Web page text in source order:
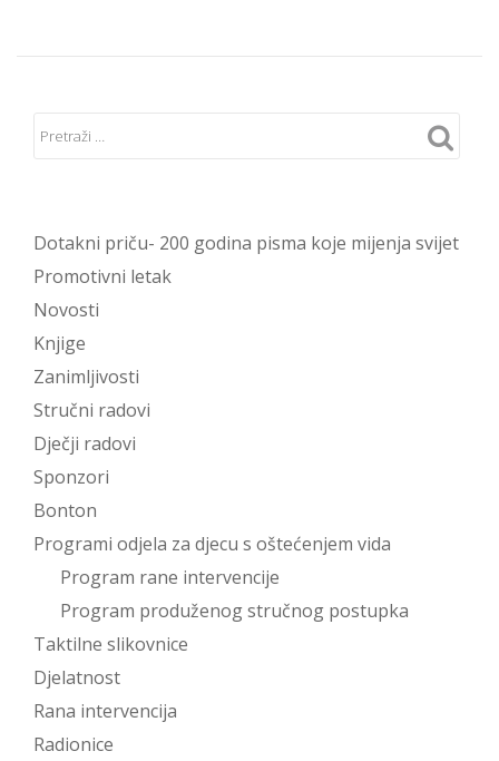
Dotakni priču- 200 godina pisma koje mijenja svijet
Promotivni letak
Novosti
Knjige
Zanimljivosti
Stručni radovi
Dječji radovi
Sponzori
Bonton
Programi odjela za djecu s oštećenjem vida
Program rane intervencije
Program produženog stručnog postupka
Taktilne slikovnice
Djelatnost
Rana intervencija
Radionice